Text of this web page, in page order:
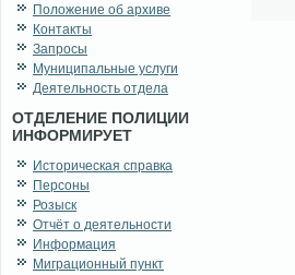
Положение об архиве
Контакты
Запросы
Муниципальные услуги
Деятельность отдела
ОТДЕЛЕНИЕ ПОЛИЦИИ
ИНФОРМИРУЕТ
Историческая справка
Персоны
Розыск
Отчёт о деятельности
Информация
Миграционный пункт